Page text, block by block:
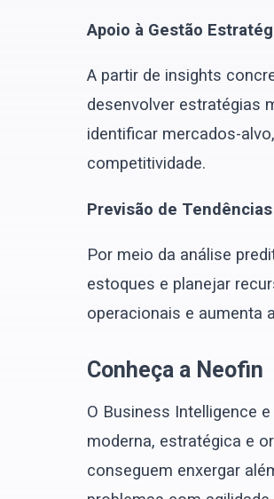
Apoio à Gestão
A partir de insights
desenvolver estratégias
identificar mercados-
competitividade.
Previsão de
Por meio da análise
estoques e planejar
operacionais e aumenta
Conheça a Neofin
O Business Intelligence
moderna, estratégica e
conseguem enxergar